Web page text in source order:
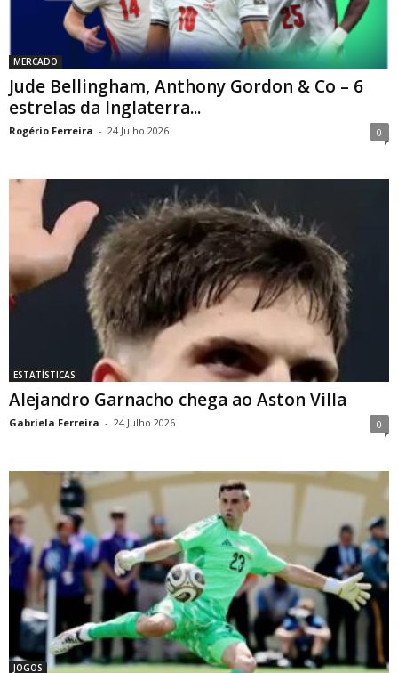
MERCADO
Jude Bellingham, Anthony Gordon & Co – 6
estrelas da Inglaterra...
Rogério Ferreira - 24 Julho 2026 0
ESTATÍSTICAS
Alejandro Garnacho chega ao Aston Villa
Gabriela Ferreira - 24 Julho 2026 0
JOGOS